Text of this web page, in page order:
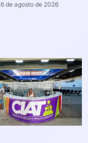
6 de agosto de 2026